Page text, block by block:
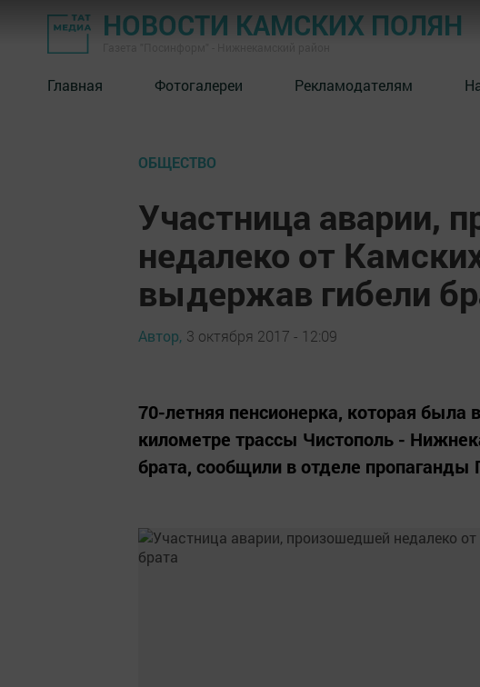
НОВОСТИ КАМСКИХ ПОЛЯН
Главная Фотогалереи Рекламодателям
ОБЩЕСТВО
Участница аварии,
недалеко от
выдержав гибели
Автор, 3 октября 2017 - 12:09
70-летняя пенсионерка, которая
километре трассы Чистополь -
брата, сообщили в отделе